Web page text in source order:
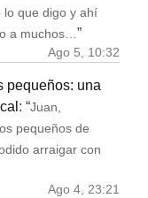
lo que digo y ahí
a muchos…”
Ago 5, 10:32
pequeños: una
: “Juan,
pequeños de
arraigar con
Ago 4, 23:21